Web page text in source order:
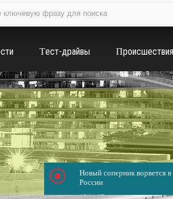
Тест-драйвы Происшествия
Новый соперник ворвется
России
15.01.37